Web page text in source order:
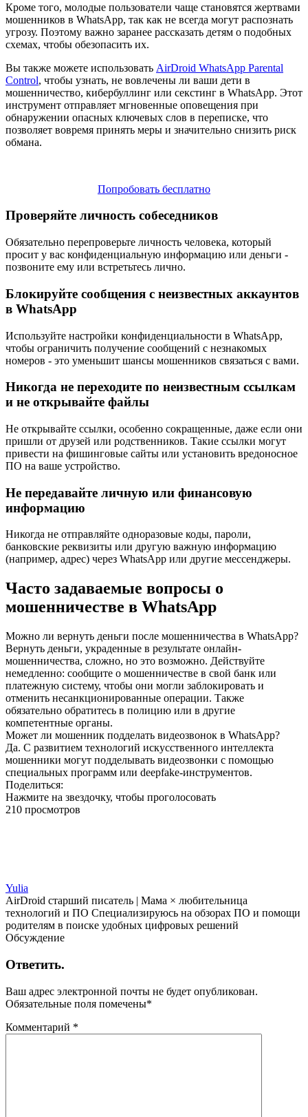
Кроме того, молодые пользователи чаще становятся жертвами
мошенников в WhatsApp, так как не всегда могут распознать
угрозу. Поэтому важно заранее рассказать детям о подобных
схемах, чтобы обезопасить их.
Вы также можете использовать AirDroid WhatsApp Parental
Control, чтобы узнать, не вовлечены ли ваши дети в
мошенничество, кибербуллинг или секстинг в WhatsApp. Этот
инструмент отправляет мгновенные оповещения при
обнаружении опасных ключевых слов в переписке, что
позволяет вовремя принять меры и значительно снизить риск
обмана.
Попробовать бесплатно
Проверяйте личность собеседников
Обязательно перепроверьте личность человека, который
просит у вас конфиденциальную информацию или деньги -
позвоните ему или встретьтесь лично.
Блокируйте сообщения с неизвестных аккаунтов
в WhatsApp
Используйте настройки конфиденциальности в WhatsApp,
чтобы ограничить получение сообщений с незнакомых
номеров - это уменьшит шансы мошенников связаться с вами.
Никогда не переходите по неизвестным ссылкам
и не открывайте файлы
Не открывайте ссылки, особенно сокращенные, даже если они
пришли от друзей или родственников. Такие ссылки могут
привести на фишинговые сайты или установить вредоносное
ПО на ваше устройство.
Не передавайте личную или финансовую
информацию
Никогда не отправляйте одноразовые коды, пароли,
банковские реквизиты или другую важную информацию
(например, адрес) через WhatsApp или другие мессенджеры.
Часто задаваемые вопросы о
мошенничестве в WhatsApp
Можно ли вернуть деньги после мошенничества в WhatsApp?
Вернуть деньги, украденные в результате онлайн-
мошенничества, сложно, но это возможно. Действуйте
немедленно: сообщите о мошенничестве в свой банк или
платежную систему, чтобы они могли заблокировать и
отменить несанкционированные операции. Также
обязательно обратитесь в полицию или в другие
компетентные органы.
Может ли мошенник подделать видеозвонок в WhatsApp?
Да. С развитием технологий искусственного интеллекта
мошенники могут подделывать видеозвонки с помощью
специальных программ или deepfake-инструментов.
Поделиться:
Нажмите на звездочку, чтобы проголосовать
210 просмотров
Yulia
AirDroid старший писатель | Мама × любительница
технологий и ПО Специализируюсь на обзорах ПО и помощи
родителям в поиске удобных цифровых решений
Обсуждение
Ответить.
Ваш адрес электронной почты не будет опубликован.
Обязательные поля помечены*
Комментарий *